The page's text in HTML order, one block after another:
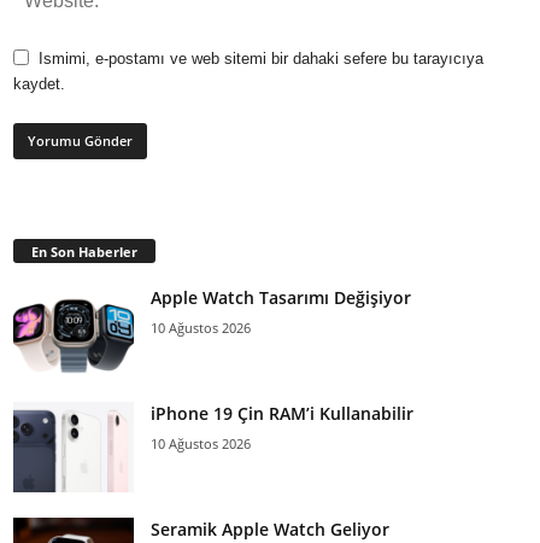
Ismimi, e-postamı ve web sitemi bir dahaki sefere bu tarayıcıya
kaydet.
En Son Haberler
Apple Watch Tasarımı Değişiyor
10 Ağustos 2026
iPhone 19 Çin RAM’i Kullanabilir
10 Ağustos 2026
Seramik Apple Watch Geliyor